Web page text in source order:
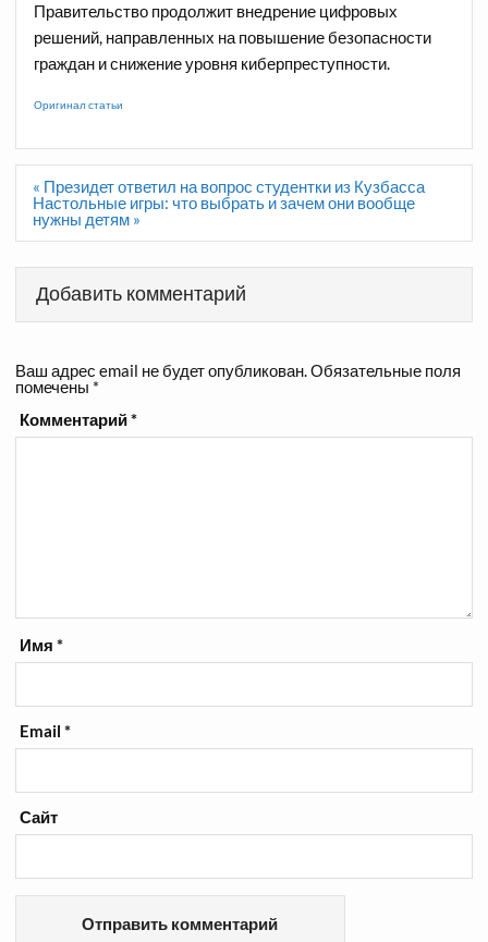
Правительство продолжит внедрение цифровых
решений, направленных на повышение безопасности
граждан и снижение уровня киберпреступности.
Оригинал статьи
Навигация
по
записям
« Президет ответил на вопрос студентки из Кузбасса
Настольные игры: что выбрать и зачем они вообще
нужны детям »
Добавить комментарий
Ваш адрес email не будет опубликован.Обязательные поля
помечены *
Комментарий*
Имя*
Email*
Сайт